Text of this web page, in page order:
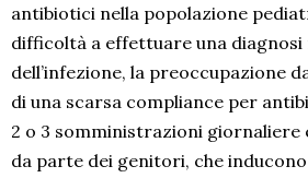
antibiotici nella popolazione
difficoltà a effettuare una
dell’infezione, la preoccupazione
di una scarsa compliance per
2 o 3 somministrazioni giornaliere
da parte dei genitori, che